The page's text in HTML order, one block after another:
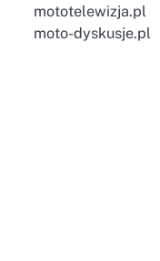
mototelewizja.pl
moto-dyskusje.pl